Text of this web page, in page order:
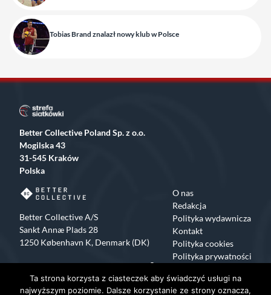
Tobias Brand znalazł nowy klub w Polsce
Better Collective Poland Sp. z o.o.
Mogilska 43
31-545 Kraków
Polska
Better Collective A/S
Sankt Annæ Plads 28
1250 København K, Denmark (DK)
O nas
Redakcja
Polityka wydawnicza
Kontakt
Polityka cookies
Polityka prywatności
Facebook
X Instagram
TikTok
Copyrights 2015-2024 Strefa Siatkówki All rights reserved
Ta strona korzysta z ciasteczek aby świadczyć usługi na
najwyższym poziomie. Dalsze korzystanie ze strony oznacza,